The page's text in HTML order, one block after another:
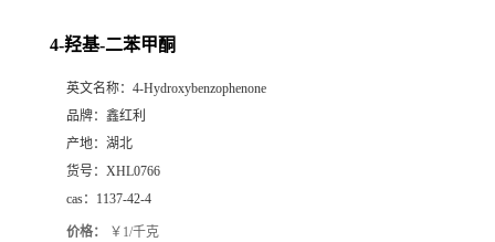
4-羟基-二苯甲酮
英文名称： 4-Hydroxybenzophenone
品牌： 鑫红利
产地： 湖北
货号： XHL0766
cas： 1137-42-4
价格： ￥1/千克